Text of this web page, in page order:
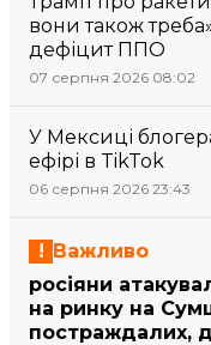
вони також
дефіцит ППО
07 серпня 2026 08:02
У Мексиці
ефірі в TikTok
06 серпня 2026 23:43
Важливо
росіяни
на ринку на
постраждалих,